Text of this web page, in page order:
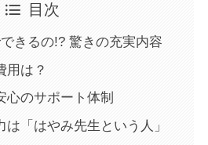
目次
きるの!? 驚きの充実内容
用は？
心のサポート体制
「はやみ先生という人」